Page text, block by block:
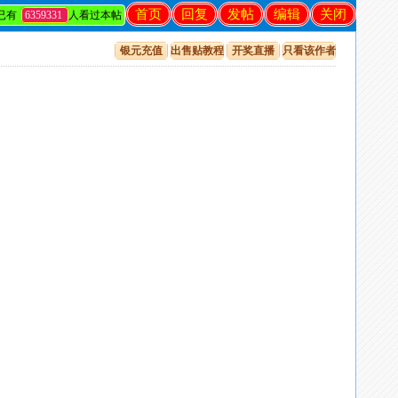
关闭
编辑
发帖
回复
首页
有 6359331 人看过本帖
银元充值 出售贴教程 开奖直播 只看该作者